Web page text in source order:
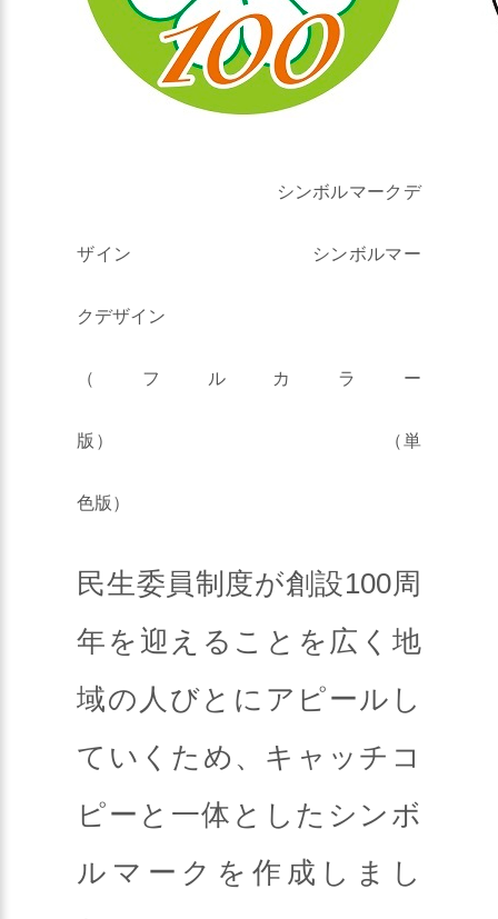
シンボルマークデ
ザイン シンボルマー
クデザイン
（フルカラー
版） （単
色版）
民生委員制度が創設100周
年を迎えることを広く地
域の人びとにアピールし
ていくため、キャッチコ
ピーと一体としたシンボ
ルマークを作成しまし